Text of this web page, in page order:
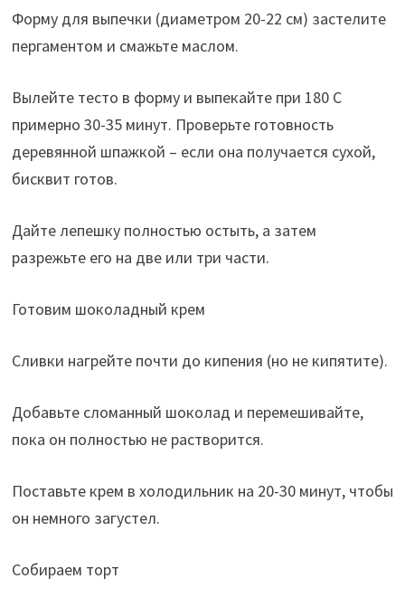
Форму для выпечки (диаметром 20-22 см) застелите
пергаментом и смажьте маслом.
Вылейте тесто в форму и выпекайте при 180 С
примерно 30-35 минут. Проверьте готовность
деревянной шпажкой – если она получается сухой,
бисквит готов.
Дайте лепешку полностью остыть, а затем
разрежьте его на две или три части.
Готовим шоколадный крем
Сливки нагрейте почти до кипения (но не кипятите).
Добавьте сломанный шоколад и перемешивайте,
пока он полностью не растворится.
Поставьте крем в холодильник на 20-30 минут, чтобы
он немного загустел.
Собираем торт